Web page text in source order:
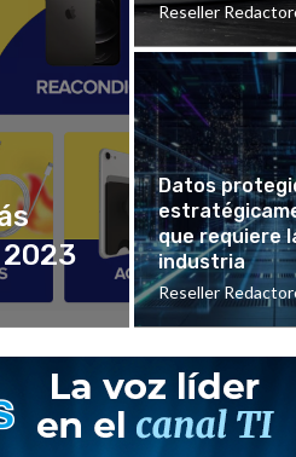
Reseller
Datos
que requiere
industria
Reseller